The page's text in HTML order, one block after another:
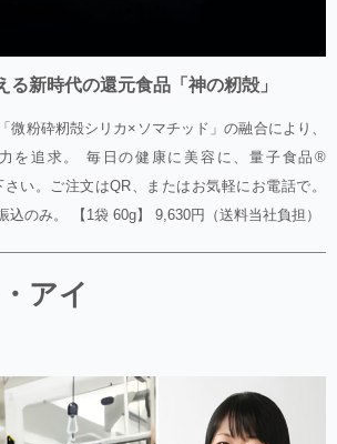
る新時代の還元食品「神の籾殻」
微粉砕籾殻シリカ×ソマチッド」の融合により、
を追求。 毎日の健康に美容に、量子食品®
い。ご注文はQR、またはお気軽にお電話で。
込のみ。 【1袋 60g】 9,630円（送料当社負担）
アイ